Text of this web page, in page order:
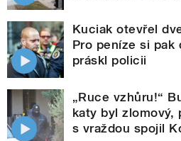
Kuciak otevřel
Pro peníze si
práskl policii
„Ruce vzhůru!“
katy byl zlomový,
s vraždou spojil